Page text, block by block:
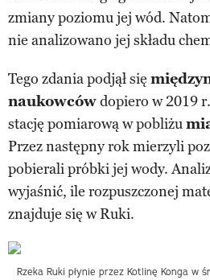
zmiany poziomu jej wód.
nie analizowano jej składu
Tego zdania podjął się
naukowcówdopiero w 2019
stację pomiarową w pobliżu
Przez następny rok mierzyli
pobierali próbki jej wody.
wyjaśnić, ile rozpuszczonej
znajduje się w Ruki.
Rzeka Ruki płynie przez Kotlinę Konga w